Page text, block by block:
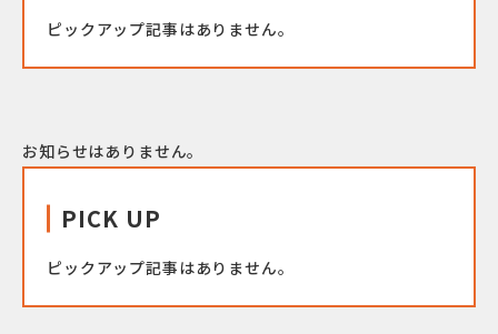
ピックアップ記事はありません。
お知らせはありません。
PICK UP
ピックアップ記事はありません。